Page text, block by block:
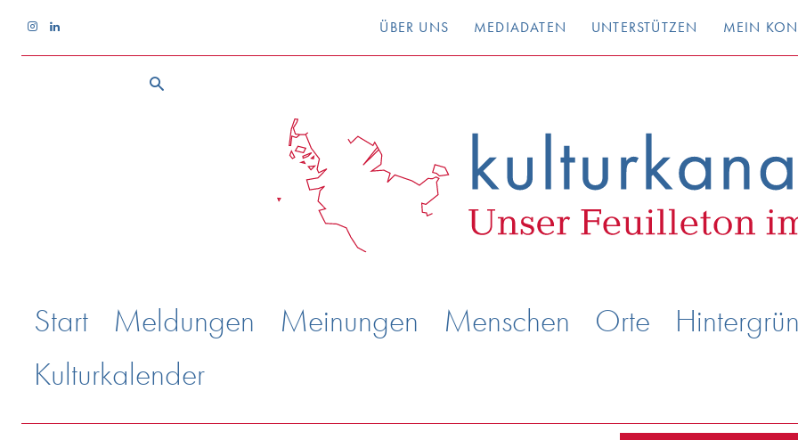
ÜBER UNS MEDIADATEN UNTERSTÜTZEN MEIN
Start Meldungen Meinungen Menschen Orte
Kulturkalender